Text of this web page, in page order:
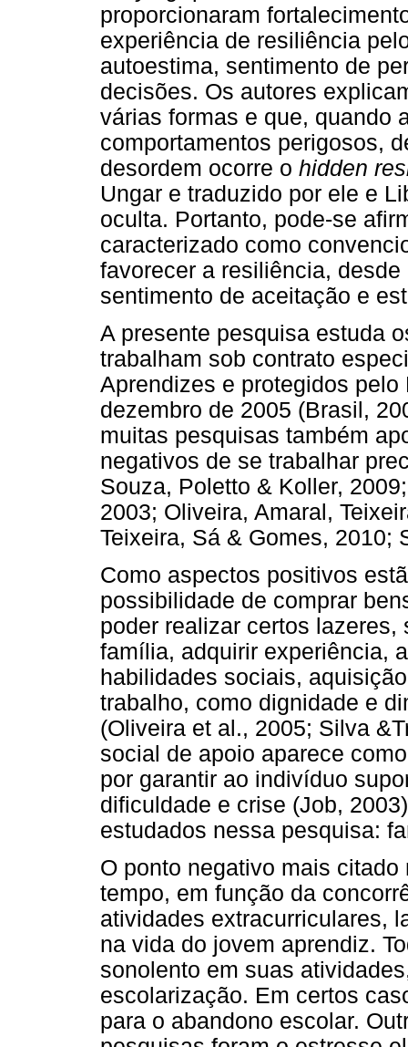
proporcionaram
experiência de resiliência
autoestima, sentimento de
decisões. Os autores
várias formas e que, quando
comportamentos perigosos,
desordem ocorre o hidden
Ungar e traduzido por ele e
oculta. Portanto, pode-se
caracterizado como
favorecer a resiliência,
sentimento de aceitação e
A presente pesquisa estuda
trabalham sob contrato
Aprendizes e protegidos pelo
dezembro de 2005 (Brasil,
muitas pesquisas também
negativos de se trabalhar
Souza, Poletto & Koller,
2003; Oliveira, Amaral,
Teixeira, Sá & Gomes, 2010;
Como aspectos positivos
possibilidade de comprar
poder realizar certos
família, adquirir experiência,
habilidades sociais,
trabalho, como dignidade e
(Oliveira et al., 2005; Silva
social de apoio aparece
por garantir ao indivíduo
dificuldade e crise (Job,
estudados nessa pesquisa:
O ponto negativo mais
tempo, em função da
atividades extracurriculares,
na vida do jovem aprendiz.
sonolento em suas
escolarização. Em certos
para o abandono escolar.